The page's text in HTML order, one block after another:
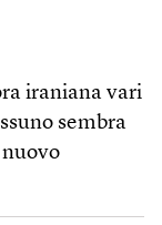
iraniana vari
sembra